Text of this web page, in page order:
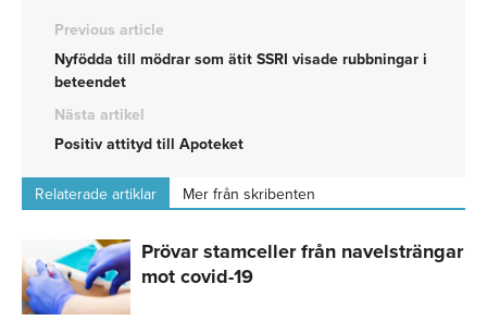
Previous article
Nyfödda till mödrar som ätit SSRI visade rubbningar i
beteendet
Nästa artikel
Positiv attityd till Apoteket
Relaterade artiklar Mer från skribenten
Prövar stamceller från navelsträngar
mot covid-19